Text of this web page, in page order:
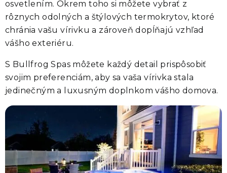
osvetlením. Okrem toho si môžete vybrať z
rôznych odolných a štýlových termokrytov, ktoré
chránia vašu vírivku a zároveň dopĺňajú vzhľad
vášho exteriéru.
S Bullfrog Spas môžete každý detail prispôsobiť
svojim preferenciám, aby sa vaša vírivka stala
jedinečným a luxusným doplnkom vášho domova.
Strategicky umiestnené osvetlenie v celej vírivke vytvára v záhrade
pokojnejšiu a príjemnejšiu atmosféru. Osvetlenie série X Series®
zahŕňa podsvietenie trysiek, opierok hlavy a prelivu, hlavné
osvetlenie, osvetlenie vodopádu, osvetlenie krčných trysiek,
vonkajšie osvetlenie a prémiový balík vnútorného osvetlenia
dostupný v rámci výbavy Select Trim Package.